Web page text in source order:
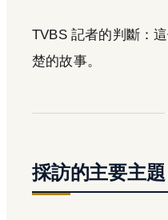
TVBS 記者的判斷：
楚的故事。
採訪的主要主題